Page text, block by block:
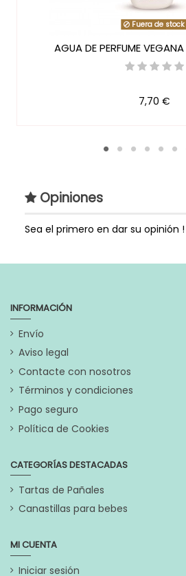
Fuera de stock
AGUA DE PERFUME
7,70 €
Opiniones
Sea el primero en dar su opinión !
INFORMACIÓN
Envío
Aviso legal
Contacte con nosotros
Términos y condiciones
Pago seguro
Política de Cookies
CATEGORÍAS DESTACADAS
Tartas de Pañales
Canastillas para bebes
MI CUENTA
Iniciar sesión